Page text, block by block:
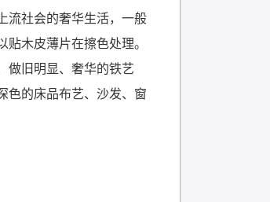
流社会的奢华生活，一般
木皮薄片在擦色处理。
做旧明显、奢华的铁艺
色的床品布艺、沙发、窗